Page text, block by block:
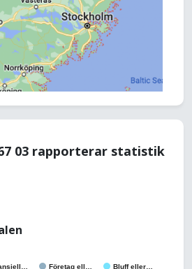
03 rapporterar statistik
Företag ell…
Bluff eller…